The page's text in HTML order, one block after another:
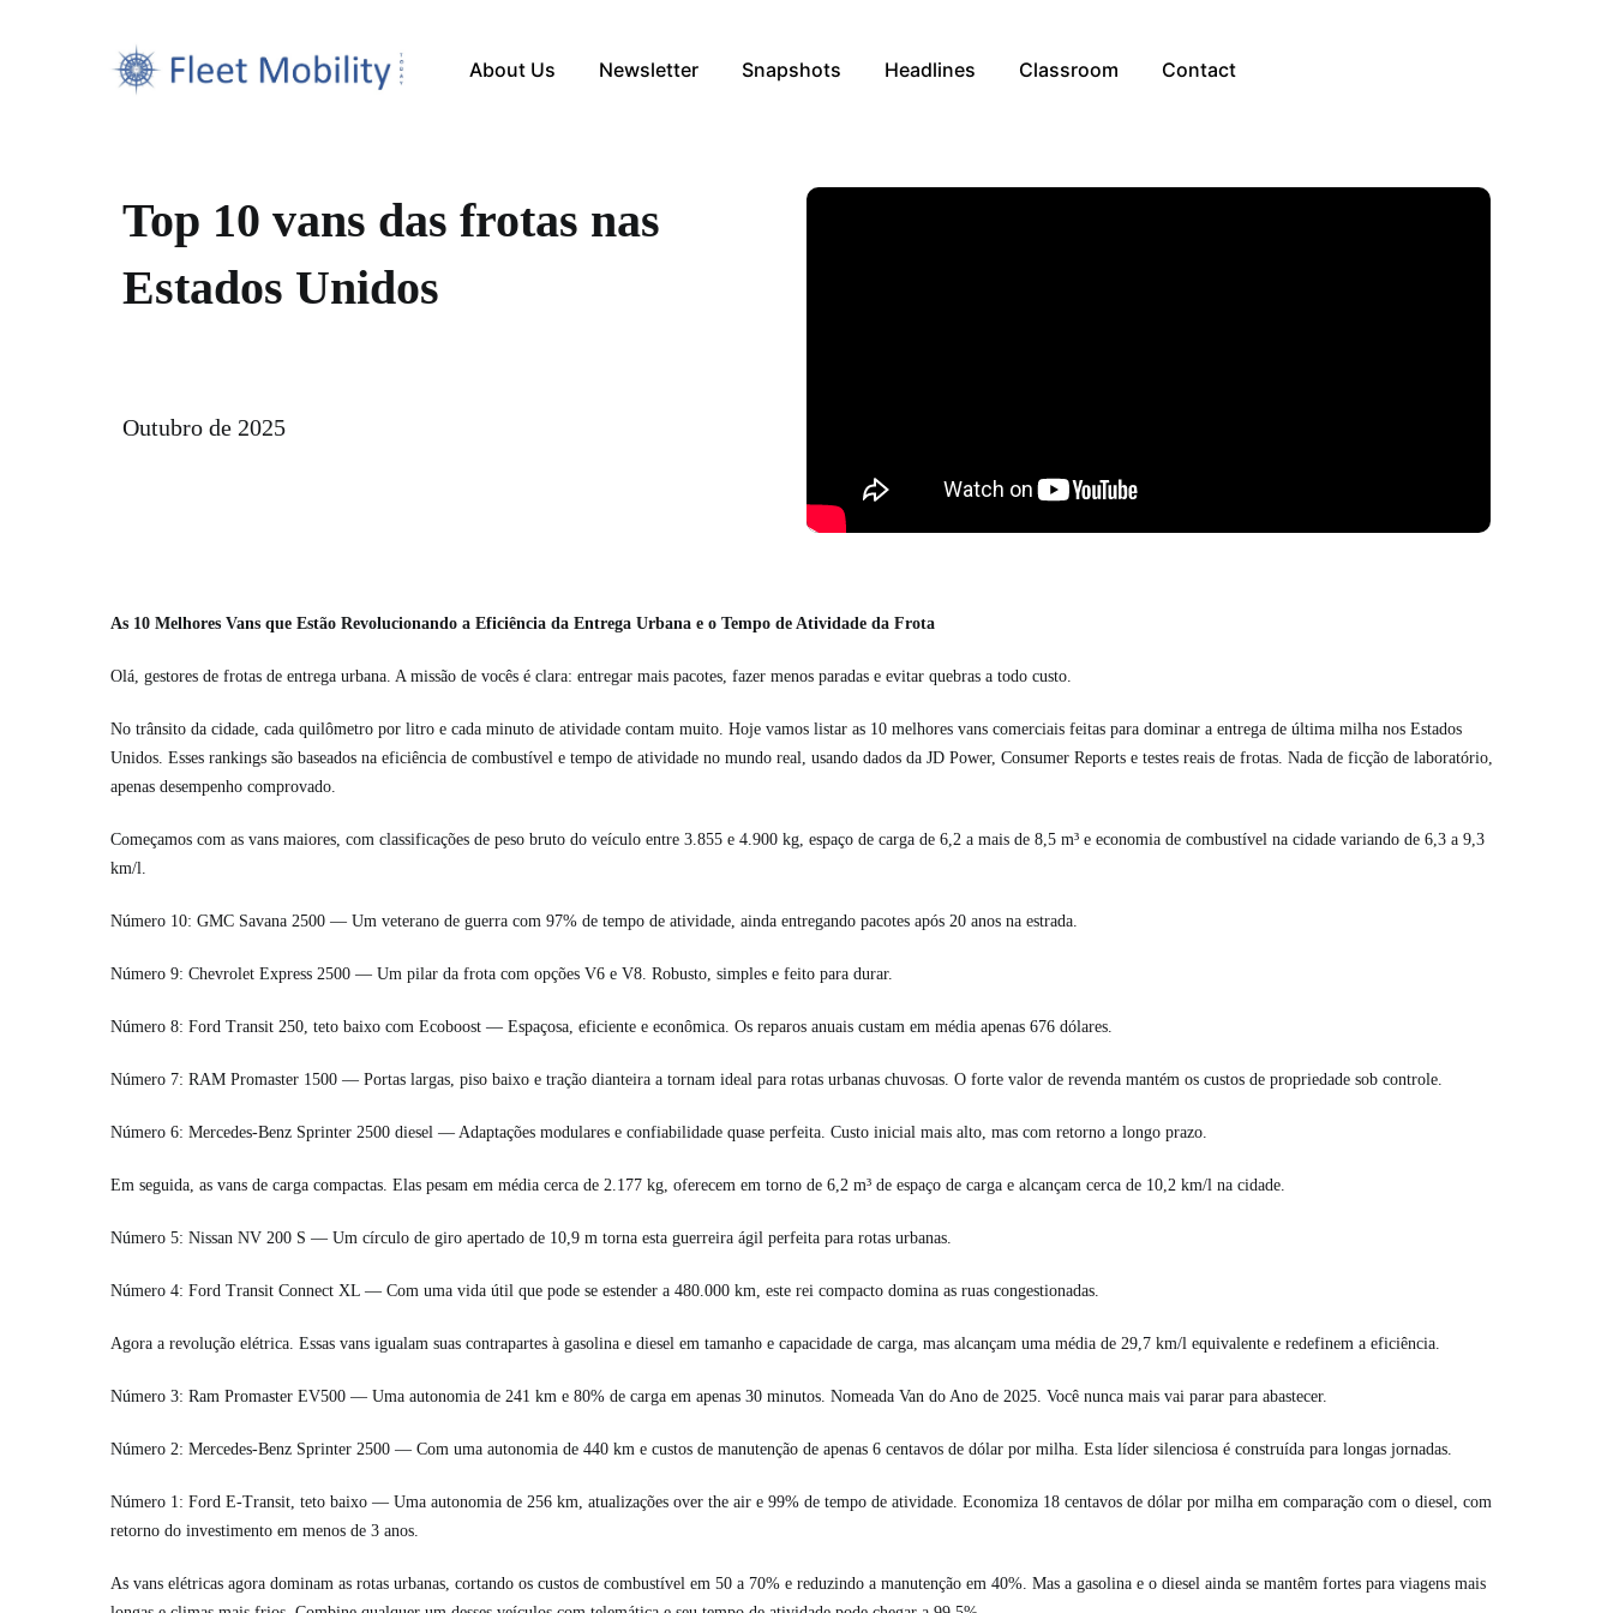
About Us Newsletter Snapshots Headlines Classroom Contact
Top 10 vans das frotas nas
Estados Unidos
Outubro de 2025
As 10 Melhores Vans que Estão Revolucionando a Eficiência da Entrega Urbana e o Tempo de Atividade da Frota
Olá, gestores de frotas de entrega urbana. A missão de vocês é clara: entregar mais pacotes, fazer menos paradas e evitar quebras a todo custo.
No trânsito da cidade, cada quilômetro por litro e cada minuto de atividade contam muito. Hoje vamos listar as 10 melhores vans comerciais feitas para dominar a entrega de última milha nos Estados
Unidos. Esses rankings são baseados na eficiência de combustível e tempo de atividade no mundo real, usando dados da JD Power, Consumer Reports e testes reais de frotas. Nada de ficção de laboratório,
apenas desempenho comprovado.
Começamos com as vans maiores, com classificações de peso bruto do veículo entre 3.855 e 4.900 kg, espaço de carga de 6,2 a mais de 8,5 m³ e economia de combustível na cidade variando de 6,3 a 9,3
km/l.
Número 10: GMC Savana 2500 — Um veterano de guerra com 97% de tempo de atividade, ainda entregando pacotes após 20 anos na estrada.
Número 9: Chevrolet Express 2500 — Um pilar da frota com opções V6 e V8. Robusto, simples e feito para durar.
Número 8: Ford Transit 250, teto baixo com Ecoboost — Espaçosa, eficiente e econômica. Os reparos anuais custam em média apenas 676 dólares.
Número 7: RAM Promaster 1500 — Portas largas, piso baixo e tração dianteira a tornam ideal para rotas urbanas chuvosas. O forte valor de revenda mantém os custos de propriedade sob controle.
Número 6: Mercedes-Benz Sprinter 2500 diesel — Adaptações modulares e confiabilidade quase perfeita. Custo inicial mais alto, mas com retorno a longo prazo.
Em seguida, as vans de carga compactas. Elas pesam em média cerca de 2.177 kg, oferecem em torno de 6,2 m³ de espaço de carga e alcançam cerca de 10,2 km/l na cidade.
Número 5: Nissan NV 200 S — Um círculo de giro apertado de 10,9 m torna esta guerreira ágil perfeita para rotas urbanas.
Número 4: Ford Transit Connect XL — Com uma vida útil que pode se estender a 480.000 km, este rei compacto domina as ruas congestionadas.
Agora a revolução elétrica. Essas vans igualam suas contrapartes à gasolina e diesel em tamanho e capacidade de carga, mas alcançam uma média de 29,7 km/l equivalente e redefinem a eficiência.
Número 3: Ram Promaster EV500 — Uma autonomia de 241 km e 80% de carga em apenas 30 minutos. Nomeada Van do Ano de 2025. Você nunca mais vai parar para abastecer.
Número 2: Mercedes-Benz Sprinter 2500 — Com uma autonomia de 440 km e custos de manutenção de apenas 6 centavos de dólar por milha. Esta líder silenciosa é construída para longas jornadas.
Número 1: Ford E-Transit, teto baixo — Uma autonomia de 256 km, atualizações over the air e 99% de tempo de atividade. Economiza 18 centavos de dólar por milha em comparação com o diesel, com
retorno do investimento em menos de 3 anos.
As vans elétricas agora dominam as rotas urbanas, cortando os custos de combustível em 50 a 70% e reduzindo a manutenção em 40%. Mas a gasolina e o diesel ainda se mantêm fortes para viagens mais